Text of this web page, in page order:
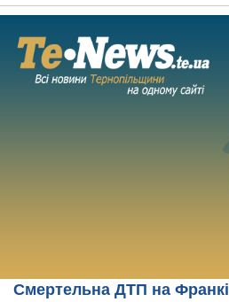
Смертельна ДТП на